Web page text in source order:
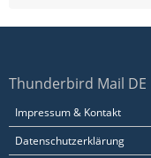
Thunderbird Mail DE
Impressum & Kontakt
Datenschutzerklärung